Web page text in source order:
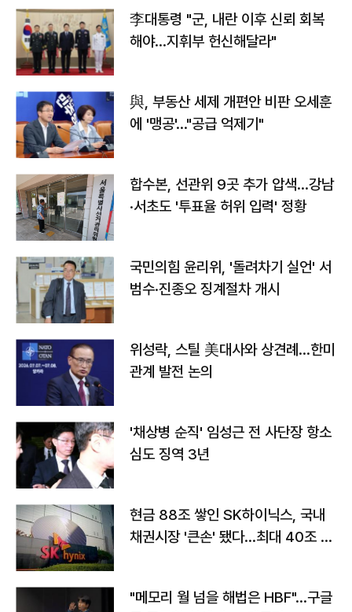
李대통령 "군, 내란 이후 신뢰 회복
해야…지휘부 헌신해달라"
與, 부동산 세제 개편안 비판 오세훈
에 '맹공'…"공급 억제기"
합수본, 선관위 9곳 추가 압색…강남
·서초도 '투표율 허위 입력' 정황
국민의힘 윤리위, '돌려차기 실언' 서
범수·진종오 징계절차 개시
위성락, 스틸 美대사와 상견례…한미
관계 발전 논의
'채상병 순직' 임성근 전 사단장 항소
심도 징역 3년
현금 88조 쌓인 SK하이닉스, 국내
채권시장 '큰손' 됐다…최대 40조 투
"메모리 월 넘을 해법은 HBF"…구글